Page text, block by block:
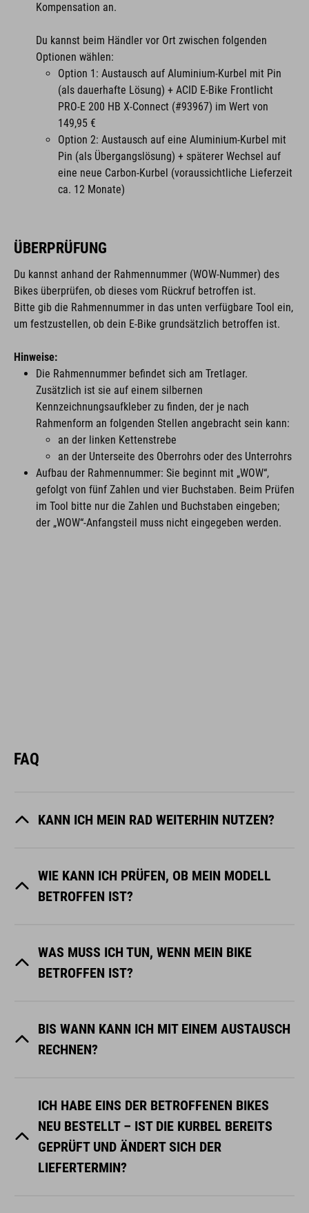
Kompensation an.
Du kannst beim Händler vor Ort zwischen folgenden
Optionen wählen:
Option 1: Austausch auf Aluminium-Kurbel mit Pin
(als dauerhafte Lösung) + ACID E-Bike Frontlicht
PRO-E 200 HB X-Connect (#93967) im Wert von
149,95 €
Option 2: Austausch auf eine Aluminium-Kurbel mit
Pin (als Übergangslösung) + späterer Wechsel auf
eine neue Carbon-Kurbel (voraussichtliche Lieferzeit
ca. 12 Monate)
ÜBERPRÜFUNG
Du kannst anhand der Rahmennummer (WOW-Nummer) des
Bikes überprüfen, ob dieses vom Rückruf betroffen ist.
Bitte gib die Rahmennummer in das unten verfügbare Tool ein,
um festzustellen, ob dein E-Bike grundsätzlich betroffen ist.
Hinweise:
Die Rahmennummer befindet sich am Tretlager.
Zusätzlich ist sie auf einem silbernen
Kennzeichnungsaufkleber zu finden, der je nach
Rahmenform an folgenden Stellen angebracht sein kann:
an der linken Kettenstrebe
an der Unterseite des Oberrohrs oder des Unterrohrs
Aufbau der Rahmennummer: Sie beginnt mit „WOW“,
gefolgt von fünf Zahlen und vier Buchstaben. Beim Prüfen
im Tool bitte nur die Zahlen und Buchstaben eingeben;
der „WOW“-Anfangsteil muss nicht eingegeben werden.
FAQ
KANN ICH MEIN RAD WEITERHIN NUTZEN?
WIE KANN ICH PRÜFEN, OB MEIN MODELL
BETROFFEN IST?
WAS MUSS ICH TUN, WENN MEIN BIKE
BETROFFEN IST?
BIS WANN KANN ICH MIT EINEM AUSTAUSCH
RECHNEN?
ICH HABE EINS DER BETROFFENEN BIKES
NEU BESTELLT – IST DIE KURBEL BEREITS
GEPRÜFT UND ÄNDERT SICH DER
LIEFERTERMIN?